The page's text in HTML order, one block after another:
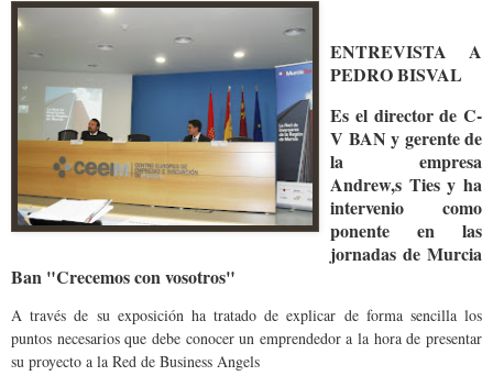
ENTREVISTA A
PEDRO BISVAL
Es el director de C-
V BAN y gerente de
la empresa
Andrew,s Ties y ha
intervenio como
ponente en las
jornadas de Murcia
Ban "Crecemos con vosotros"
A través de su exposición ha tratado de explicar de forma sencilla los
puntos necesarios que debe conocer un emprendedor a la hora de presentar
su proyecto a la Red de Business Angels